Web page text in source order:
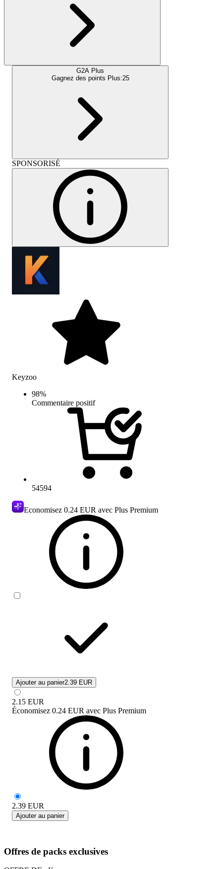
G2A Plus
Gagnez des points Plus:25
SPONSORISÉ
Keyzoo
98%
Commentaire positif
54594
Economisez 0.24 EUR avec Plus Premium
Ajouter au panier2.39 EUR
2.15 EUR
Économisez 0.24 EUR avec Plus Premium
2.39 EUR
Ajouter au panier
Offres de packs exclusives